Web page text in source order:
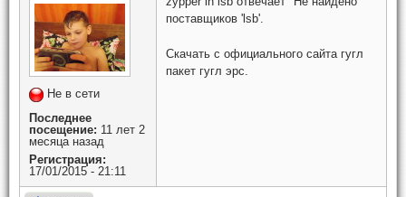
Не в сети
Последнее
посещение: 11 лет 2
месяца назад
Регистрация:
17/01/2015 - 21:11
поставщиков 'lsb'.
Скачать с официального сайта гугл
пакет гугл эрс.